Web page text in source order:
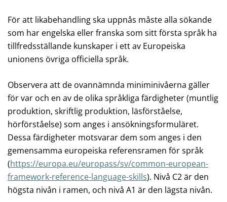
För att likabehandling ska uppnås måste alla sökande
som har engelska eller franska som sitt första språk ha
tillfredsställande kunskaper i ett av Europeiska
unionens övriga officiella språk.
Observera att de ovannämnda miniminivåerna gäller
för var och en av de olika språkliga färdigheter (muntlig
produktion, skriftlig produktion, läsförståelse,
hörförståelse) som anges i ansökningsformuläret.
Dessa färdigheter motsvarar dem som anges i den
gemensamma europeiska referensramen för språk
(https://europa.eu/europass/sv/common-european-
framework-reference-language-skills). Nivå C2 är den
högsta nivån i ramen, och nivå A1 är den lägsta nivån.